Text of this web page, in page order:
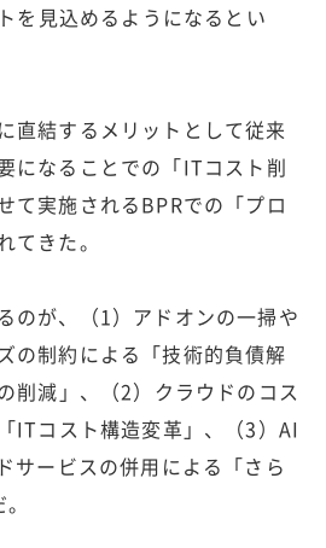
を見込めるようになるとい
直結するメリットとして従来
になることでの「ITコスト削
て実施されるBPRでの「プロ
てきた。
のが、（1）アドオンの一掃や
の制約による「技術的負債解
削減」、（2）クラウドのコス
ITコスト構造変革」、（3）AI
サービスの併用による「さら